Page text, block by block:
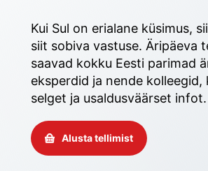
Kui Sul on erialane küsimus,
siit sobiva vastuse. Äripäeva
saavad kokku Eesti parimad
eksperdid ja nende kolleegid,
selget ja usaldusväärset infot.
Alusta tellimist